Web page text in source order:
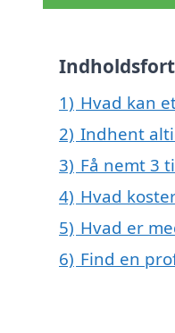
1) Hvad kan
2) Indhent
3) Få nemt 3
4) Hvad
5) Hvad er
6) Find en